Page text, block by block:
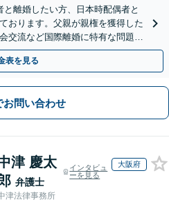
と離婚したい方、日本時配偶者と
おります。父親が親権を獲得した
交流など国際離婚に特有な問題に
料】【WEB面談可】
表を見る
お問い合わせ
津 慶太
郎 弁護士
インタビュ
ーを見る
大阪府
津法律事務所